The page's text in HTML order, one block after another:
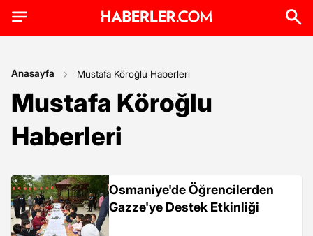
Anasayfa Mustafa Köroğlu Haberleri
Mustafa Köroğlu
Haberleri
Osmaniye'de Öğrencilerden
Gazze'ye Destek Etkinliği